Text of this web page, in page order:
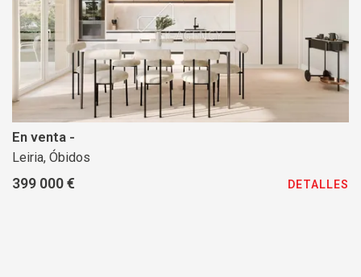
En venta -
Leiria, Óbidos
399 000 € DETALLES